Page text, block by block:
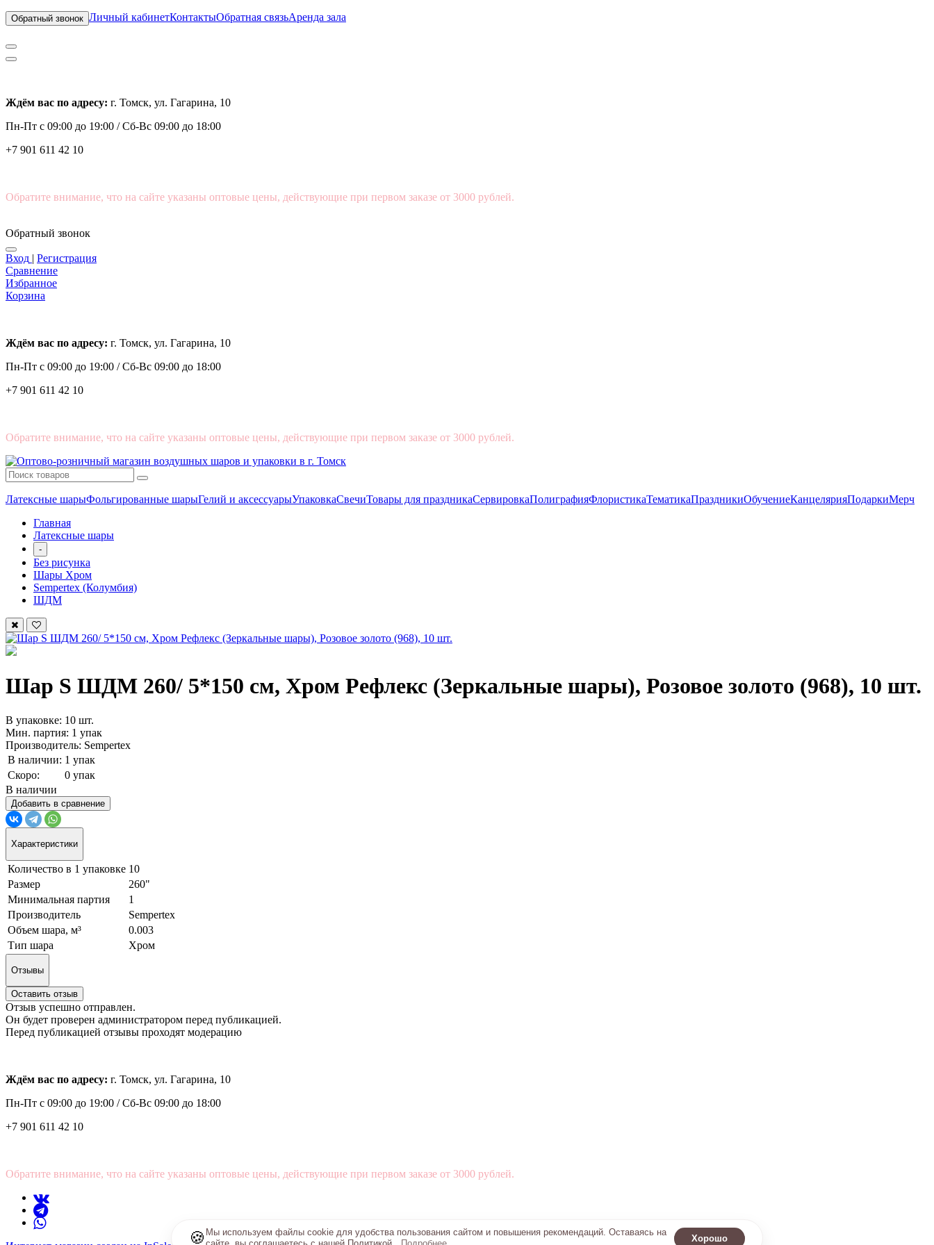
Обратный звонок Личный кабинетКонтактыОбратная связьАренда зала
Ждём вас по адресу: г. Томск, ул. Гагарина, 10
Пн-Пт с 09:00 до 19:00 /Сб-Вс 09:00 до 18:00
+7 901 611 42 10
Обратите внимание, что на сайте указаны оптовые цены, действующие при первом заказе от 3000 рублей.
Обратный звонок
Вход | Регистрация
Сравнение
Избранное
Корзина
Ждём вас по адресу: г. Томск, ул. Гагарина, 10
Пн-Пт с 09:00 до 19:00 /Сб-Вс 09:00 до 18:00
+7 901 611 42 10
Обратите внимание, что на сайте указаны оптовые цены, действующие при первом заказе от 3000 рублей.
Латексные шарыФольгированные шарыГелий и аксессуарыУпаковкаСвечиТовары для праздникаСервировкаПолиграфияФлористикаТематикаПраздникиОбучениеКанцелярияПодаркиМерч
Главная
Латексные шары
-
Без рисунка
Шары Хром
Sempertex (Колумбия)
ШДМ
Шар S ШДМ 260/ 5*150 см, Хром Рефлекс (Зеркальные шары), Розовое золото (968), 10 шт.
В упаковке: 10 шт.
Мин. партия: 1 упак
Производитель: Sempertex
В наличии: 1 упак
Скоро:
0 упак
В наличии
Добавить в сравнение
Характеристики
Количество в 1 упаковке 10
Размер
260"
Минимальная партия
1
Производитель
Sempertex
Объем шара, м³
0.003
Тип шара
Хром
Отзывы
Оставить отзыв
Отзыв успешно отправлен.
Он будет проверен администратором перед публикацией.
Перед публикацией отзывы проходят модерацию
Ждём вас по адресу: г. Томск, ул. Гагарина, 10
Пн-Пт с 09:00 до 19:00 /Сб-Вс 09:00 до 18:00
+7 901 611 42 10
Обратите внимание, что на сайте указаны оптовые цены, действующие при первом заказе от 3000 рублей.
🍪 Мы используем файлы cookie для удобства пользования сайтом и повышения рекомендаций. Оставаясь на
Хорошо